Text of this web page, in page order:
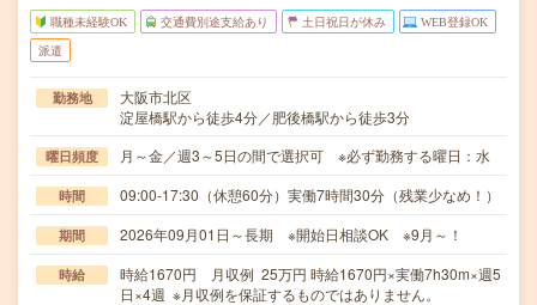
職種未経験OK 交通費別途支給あり 土日祝日が休み WEB登録OK
派遣
勤務地
大阪市北区
淀屋橋駅から徒歩4分／肥後橋駅から徒歩3分
曜日頻度 月～金／週3～5日の間で選択可 ※必ず勤務する曜日：水
時間 09:00-17:30（休憩60分）実働7時間30分（残業少なめ！）
期間 2026年09月01日～長期 ※開始日相談OK ※9月～！
時給
時給1670円 月収例 25万円 時給1670円×実働7h30m×週5
日×4週 ※月収例を保証するものではありません。